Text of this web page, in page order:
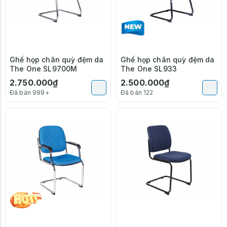
Ghế họp chân quỳ đệm da
The One SL9700M
2.750.000₫
Đã bán 999+
Ghế họp chân quỳ đệm da
The One SL933
2.500.000₫
Đã bán 122